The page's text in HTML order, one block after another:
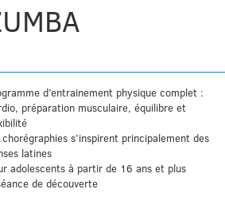
d’entrainement physique complet :
préparation musculaire, équilibre et
chorégraphies s’inspirent principalement des
latines
adolescents à partir de 16 ans et plus
de découverte